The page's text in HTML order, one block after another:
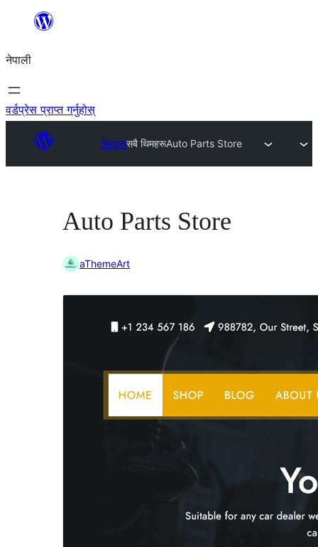
सामग्रीमा
नेपाली
वर्डप्रेस प्राप्त गर्नुहोस्
थिमहरूसबै थिमहरूAuto Parts Store
Auto Parts Store
aThemeArt